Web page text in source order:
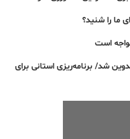
ما را شنید؟
است
شد/ برنامه‌ریزی استانی برای